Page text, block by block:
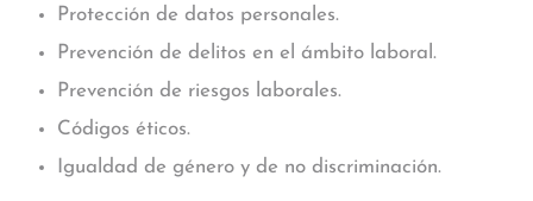
Protección de datos personales.
Prevención de delitos en el ámbito laboral.
Prevención de riesgos laborales.
Códigos éticos.
Igualdad de género y de no discriminación.